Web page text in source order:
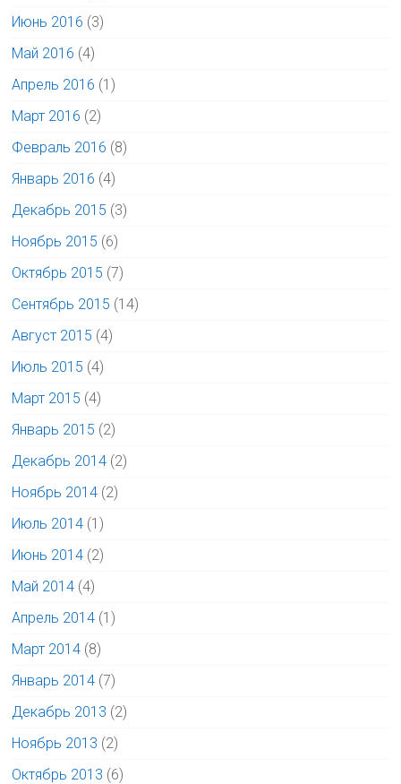
Июнь 2016 (3)
Май 2016 (4)
Апрель 2016 (1)
Март 2016 (2)
Февраль 2016 (8)
Январь 2016 (4)
Декабрь 2015 (3)
Ноябрь 2015 (6)
Октябрь 2015 (7)
Сентябрь 2015 (14)
Август 2015 (4)
Июль 2015 (4)
Март 2015 (4)
Январь 2015 (2)
Декабрь 2014 (2)
Ноябрь 2014 (2)
Июль 2014 (1)
Июнь 2014 (2)
Май 2014 (4)
Апрель 2014 (1)
Март 2014 (8)
Январь 2014 (7)
Декабрь 2013 (2)
Ноябрь 2013 (2)
Октябрь 2013 (6)